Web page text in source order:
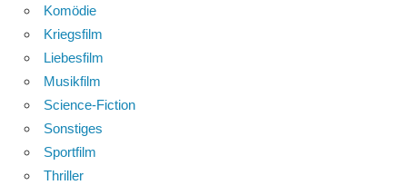
Komödie
Kriegsfilm
Liebesfilm
Musikfilm
Science-Fiction
Sonstiges
Sportfilm
Thriller